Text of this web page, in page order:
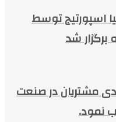
اسپورتیج توسط
شد
مشتریان در صنعت
نمود.